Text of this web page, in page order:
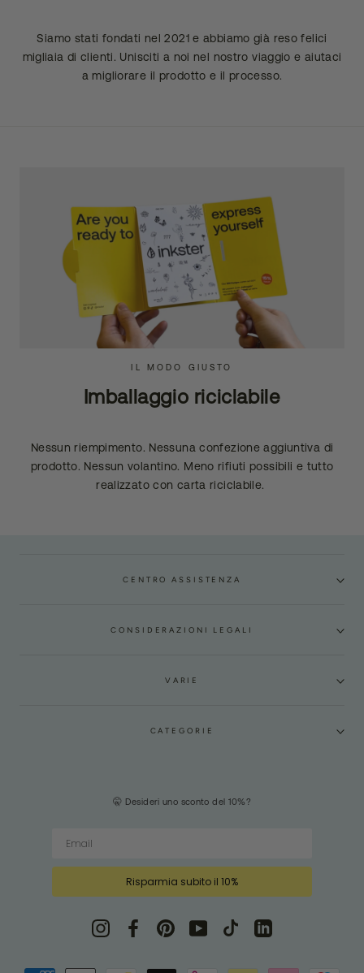
Siamo stati fondati nel 2021 e abbiamo già reso felici
migliaia di clienti. Unisciti a noi nel nostro viaggio e aiutaci
a migliorare il prodotto e il processo.
IL MODO GIUSTO
Imballaggio riciclabile
Nessun riempimento. Nessuna confezione aggiuntiva di
prodotto. Nessun volantino. Meno rifiuti possibili e tutto
realizzato con carta riciclabile.
CENTRO ASSISTENZA
CONSIDERAZIONI LEGALI
VARIE
CATEGORIE
🤫 Desideri uno sconto del 10%?
Risparmia subito il 10%